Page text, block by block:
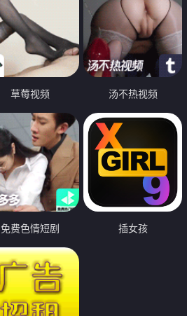
草莓视频 汤不热视频
免费色情短剧 插女孩